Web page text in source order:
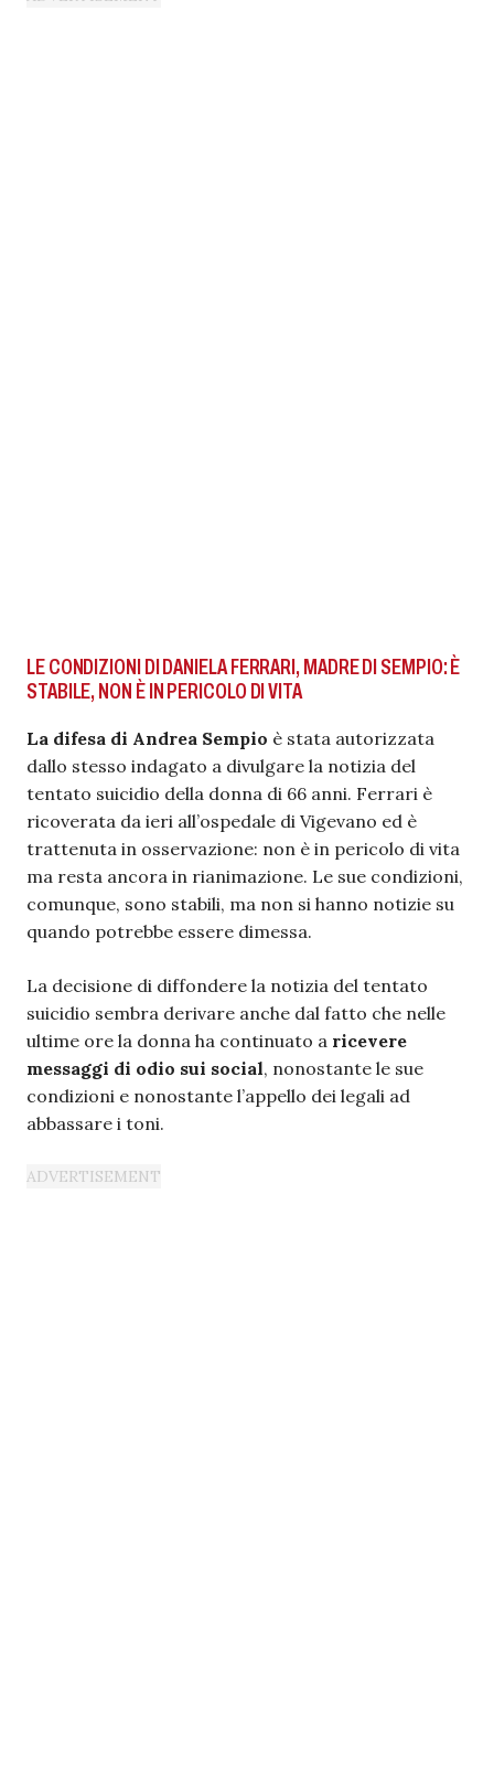
LE CONDIZIONI DI DANIELA FERRARI, MADRE DI SEMPIO: È
STABILE, NON È IN PERICOLO DI VITA
La difesa di Andrea Sempio è stata autorizzata
dallo stesso indagato a divulgare la notizia del
tentato suicidio della donna di 66 anni. Ferrari è
ricoverata da ieri all’ospedale di Vigevano ed è
trattenuta in osservazione: non è in pericolo di vita
ma resta ancora in rianimazione. Le sue condizioni,
comunque, sono stabili, ma non si hanno notizie su
quando potrebbe essere dimessa.
La decisione di diffondere la notizia del tentato
suicidio sembra derivare anche dal fatto che nelle
ultime ore la donna ha continuato a ricevere
messaggi di odio sui social, nonostante le sue
condizioni e nonostante l’appello dei legali ad
abbassare i toni.